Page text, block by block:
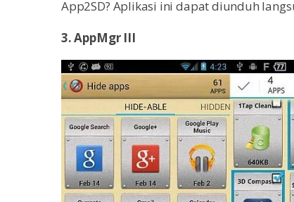
App2SD? Aplikasi ini dapat diunduh
3. AppMgr III